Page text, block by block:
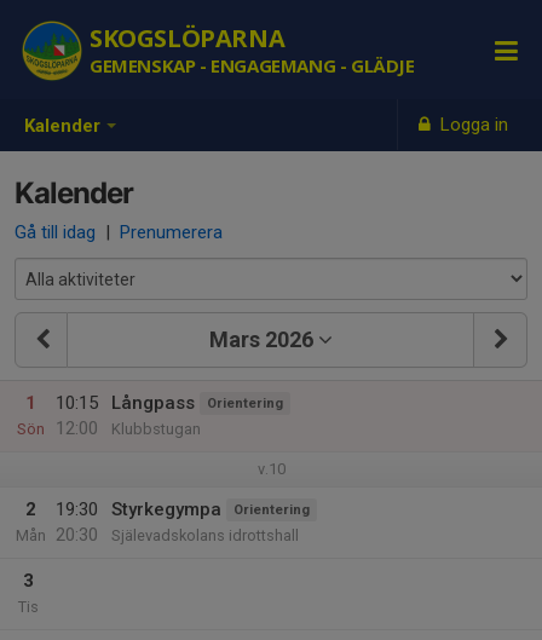
Kalender Logga in
SKOGSLÖPARNA
GEMENSKAP - ENGAGEMANG - GLÄDJE
Kalender
Gå till idag | Prenumerera
Mars 2026
1
Sön
10:15
12:00
Långpass Orientering
Klubbstugan
v.10
2
Mån
19:30
20:30
Styrkegympa Orientering
Själevadskolans idrottshall
3
Tis